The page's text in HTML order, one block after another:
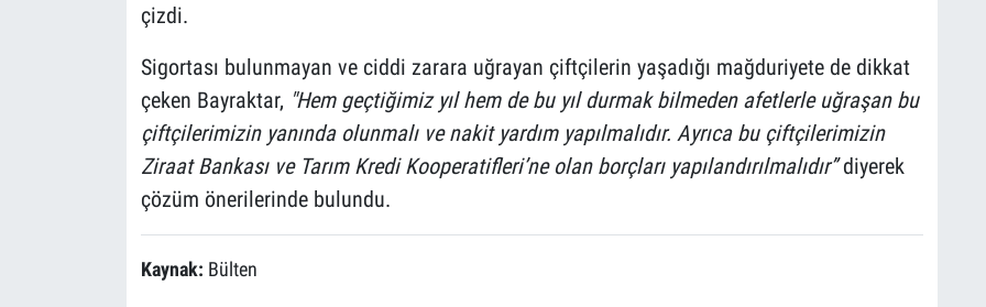
çizdi.
Sigortası bulunmayan ve ciddi zarara uğrayan çiftçilerin yaşadığı mağduriyete de dikkat
çeken Bayraktar, "Hem geçtiğimiz yıl hem de bu yıl durmak bilmeden afetlerle uğraşan bu
çiftçilerimizin yanında olunmalı ve nakit yardım yapılmalıdır. Ayrıca bu çiftçilerimizin
Ziraat Bankası ve Tarım Kredi Kooperatifleri’ne olan borçları yapılandırılmalıdır”diyerek
çözüm önerilerinde bulundu.
Kaynak: Bülten